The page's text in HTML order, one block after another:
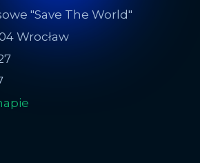
"Save The World"
Wrocław